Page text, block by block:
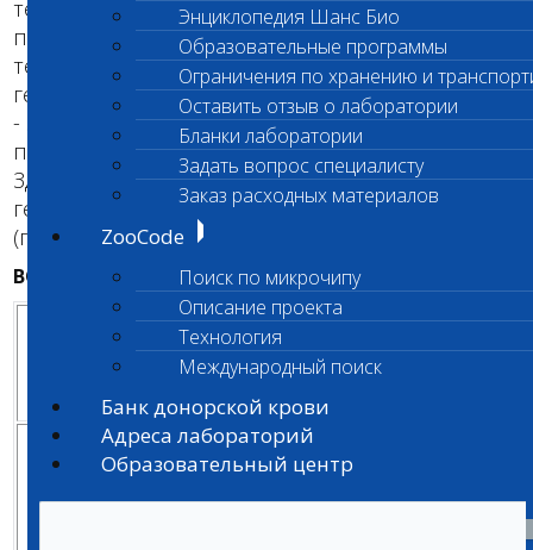
Энциклопедия Шанс Био
Образовательные программы
Ограничения по хранению и
Оставить отзыв о лаборатории
Бланки лаборатории
Задать вопрос специалисту
Заказ расходных материалов
ZooCode
Поиск по микрочипу
Описание проекта
Технология
Международный поиск
Банк донорской крови
Адреса лабораторий
Образовательный центр
тестировании анализируется мутация в ДНК,
приводящая к развитию заболевания. В
тесте выявляют дефектную (мутантную) копию
гена и нормальную копию гена. Результат теста
- это определение генотипа, которое
позволяет разделить животных на три группы:
Здоровые (гомозиготы по нормальной копии
гена), Носители (гетерозиготы) и Больные
(гомозиготы по мутации).
ВОЗМОЖНЫЕ РЕЗУЛЬТАТЫ ДНК-ТЕСТА
генотип группа риска
Рекомендации
по
планированию
гомозигота
скрещивать с
любой